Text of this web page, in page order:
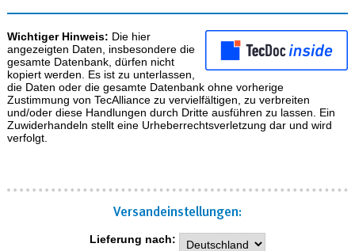
Wichtiger Hinweis: Die hier
angezeigten Daten, insbesondere die
gesamte Datenbank, dürfen nicht
kopiert werden. Es ist zu unterlassen,
die Daten oder die gesamte Datenbank ohne vorherige
Zustimmung von TecAlliance zu vervielfältigen, zu verbreiten
und/oder diese Handlungen durch Dritte ausführen zu lassen. Ein
Zuwiderhandeln stellt eine Urheberrechtsverletzung dar und wird
verfolgt.
Versand­einstellungen:
Lieferung nach: